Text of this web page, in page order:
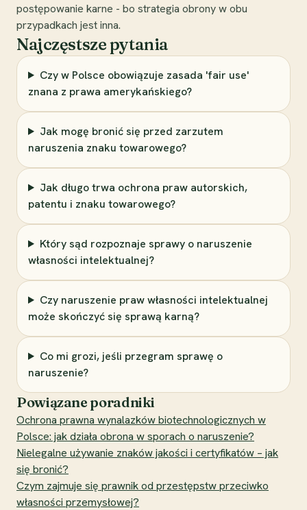
postępowanie karne - bo strategia obrony w obu
przypadkach jest inna.
Najczęstsze pytania
Czy w Polsce obowiązuje zasada 'fair use'
znana z prawa amerykańskiego?
Jak mogę bronić się przed zarzutem
naruszenia znaku towarowego?
Jak długo trwa ochrona praw autorskich,
patentu i znaku towarowego?
Który sąd rozpoznaje sprawy o naruszenie
własności intelektualnej?
Czy naruszenie praw własności intelektualnej
może skończyć się sprawą karną?
Co mi grozi, jeśli przegram sprawę o
naruszenie?
Powiązane poradniki
Ochrona prawna wynalazków biotechnologicznych w
Polsce: jak działa obrona w sporach o naruszenie?
Nielegalne używanie znaków jakości i certyfikatów – jak
się bronić?
Czym zajmuje się prawnik od przestępstw przeciwko
własności przemysłowej?